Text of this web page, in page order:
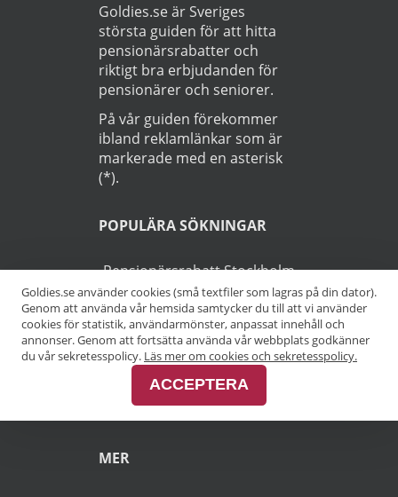
Goldies.se är Sveriges
största guiden för att hitta
pensionärsrabatter och
riktigt bra erbjudanden för
pensionärer och seniorer.
På vår guiden förekommer
ibland reklamlänkar som är
markerade med en asterisk
(*).
POPULÄRA SÖKNINGAR
Pensionärsrabatt Stockholm
Pensionärsrabatt Göteborg
Pensionärsrabatt Malmö
Pensionärsrabatt Skåne
MER
Goldies.se använder cookies (små textfiler som lagras på din dator).
Genom att använda vår hemsida samtycker du till att vi använder
cookies för statistik, användarmönster, anpassat innehåll och
annonser. Genom att fortsätta använda vår webbplats godkänner
du vår sekretesspolicy. Läs mer om cookies och sekretesspolicy.
ACCEPTERA